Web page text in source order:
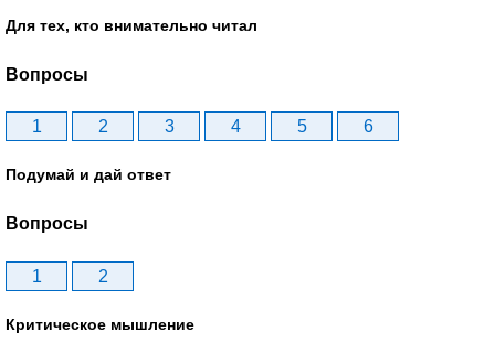
Для тех, кто внимательно читал
Вопросы
1 2 3 4 5 6
Подумай и дай ответ
Вопросы
1 2
Критическое мышление